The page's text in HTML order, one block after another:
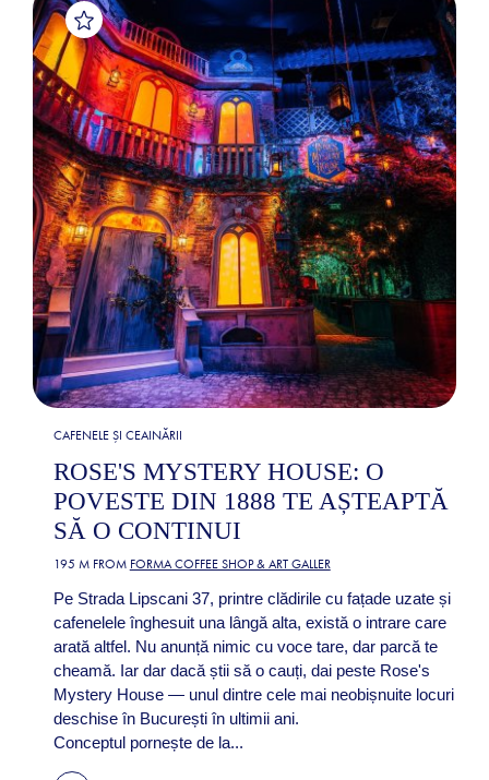
CAFENELE ȘI CEAINĂRII
ROSE'S MYSTERY HOUSE: O
POVESTE DIN 1888 TE AȘTEAPTĂ
SĂ O CONTINUI
195 M FROM FORMA COFFEE SHOP & ART GALLER
Pe Strada Lipscani 37, printre clădirile cu fațade uzate și
cafenelele înghesuit una lângă alta, există o intrare care
arată altfel. Nu anunță nimic cu voce tare, dar parcă te
cheamă. Iar dar dacă știi să o cauți, dai peste Rose's
Mystery House — unul dintre cele mai neobișnuite locuri
deschise în București în ultimii ani.
Conceptul pornește de la...